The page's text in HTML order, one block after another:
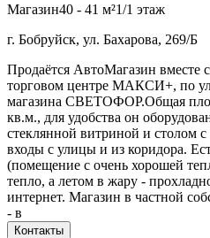
Магазин40 - 41 м²1/1 этаж
г. Бобруйск, ул. Бахарова, 269/Б
Продаётся АвтоМагазин вместе
торговом центре МАКСИ+, по ул
магазина СВЕТОФОР.Общая
кв.м., для удобства он
стеклянной витриной и столом
входы с улицы и из коридора.
(помещение с очень хорошей
тепло, а летом в жару -
интернет. Магазин в частной
- в
Контакты